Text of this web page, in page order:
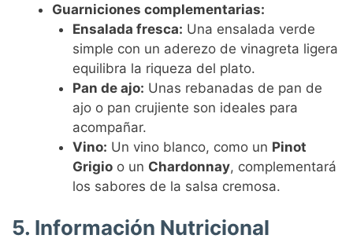
Guarniciones complementarias:
Ensalada fresca: Una ensalada verde
simple con un aderezo de vinagreta ligera
equilibra la riqueza del plato.
Pan de ajo: Unas rebanadas de pan de
ajo o pan crujiente son ideales para
acompañar.
Vino: Un vino blanco, como un Pinot
Grigioo un Chardonnay, complementará
los sabores de la salsa cremosa.
5. Información Nutricional